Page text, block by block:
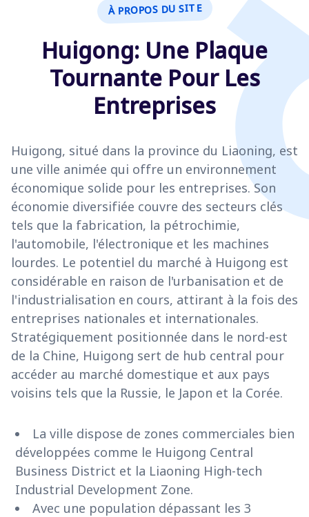
À PROPOS DU SITE
Huigong: Une Plaque
Tournante Pour Les
Entreprises
Huigong, situé dans la province du Liaoning, est
une ville animée qui offre un environnement
économique solide pour les entreprises. Son
économie diversifiée couvre des secteurs clés
tels que la fabrication, la pétrochimie,
l'automobile, l'électronique et les machines
lourdes. Le potentiel du marché à Huigong est
considérable en raison de l'urbanisation et de
l'industrialisation en cours, attirant à la fois des
entreprises nationales et internationales.
Stratégiquement positionnée dans le nord-est
de la Chine, Huigong sert de hub central pour
accéder au marché domestique et aux pays
voisins tels que la Russie, le Japon et la Corée.
La ville dispose de zones commerciales bien
développées comme le Huigong Central
Business District et la Liaoning High-tech
Industrial Development Zone.
Avec une population dépassant les 3